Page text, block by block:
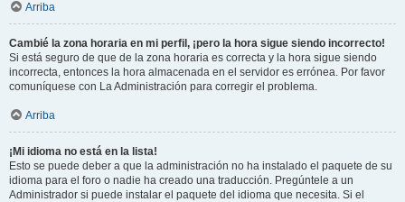
Arriba
Cambié la zona horaria en mi perfil, ¡pero la hora sigue siendo incorrecto!
Si está seguro de que de la zona horaria es correcta y la hora sigue siendo
incorrecta, entonces la hora almacenada en el servidor es errónea. Por favor
comuníquese con La Administración para corregir el problema.
Arriba
¡Mi idioma no está en la lista!
Esto se puede deber a que la administración no ha instalado el paquete de su
idioma para el foro o nadie ha creado una traducción. Pregúntele a un
Administrador si puede instalar el paquete del idioma que necesita. Si el